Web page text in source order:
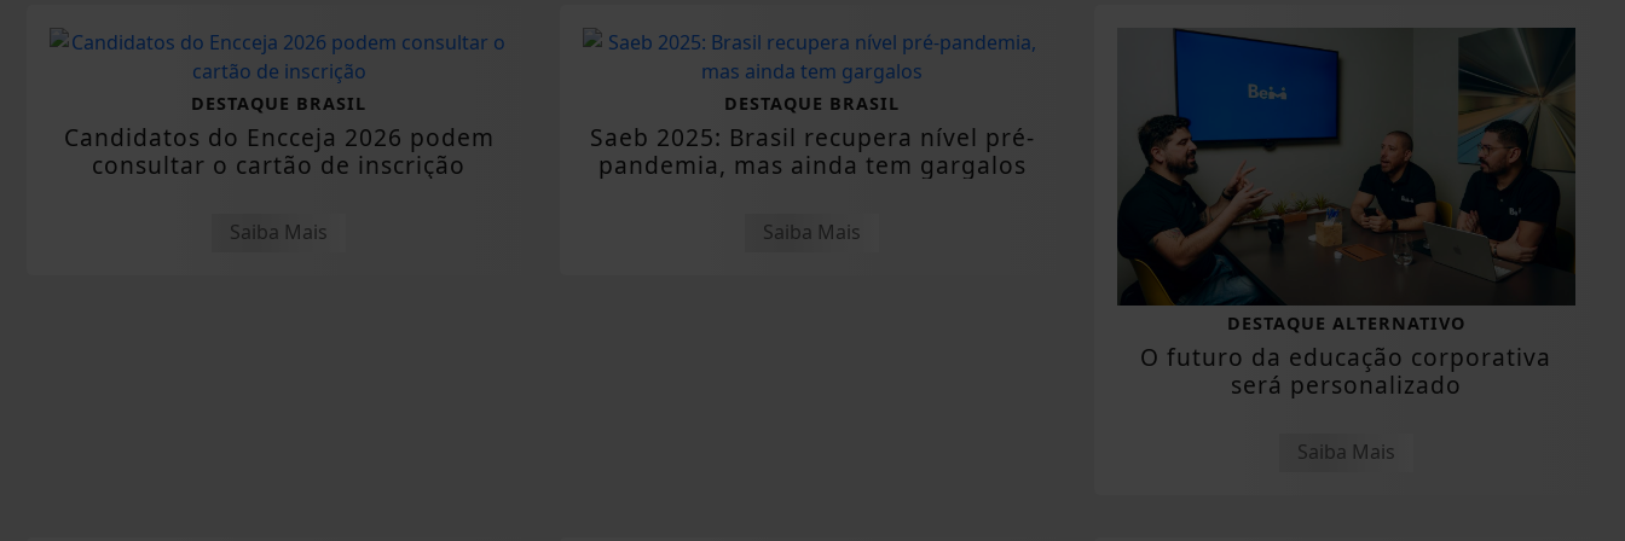
DESTAQUE BRASIL
Candidatos do Encceja 2026 podem
consultar o cartão de inscrição
Saiba Mais
DESTAQUE BRASIL
Saeb 2025: Brasil recupera nível pré-
pandemia, mas ainda tem gargalos
Saiba Mais
DESTAQUE ALTERNATIVO
O futuro da educação corporativa
será personalizado
Saiba Mais